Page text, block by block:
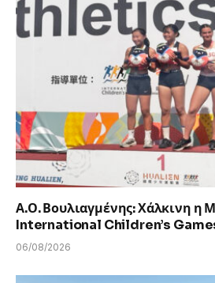
Α.Ο. Βουλιαγμένης: Χάλκινη η
International Children’s
06/08/2026